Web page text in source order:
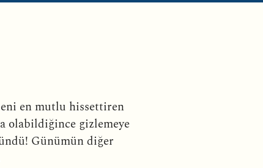
en mutlu hissettiren
olabildiğince gizlemeye
Günümün diğer